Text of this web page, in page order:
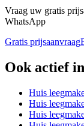
Vraag uw gratis
WhatsApp
Gratis prijsaanvraag
Ook actief
Huis
Huis
Huis